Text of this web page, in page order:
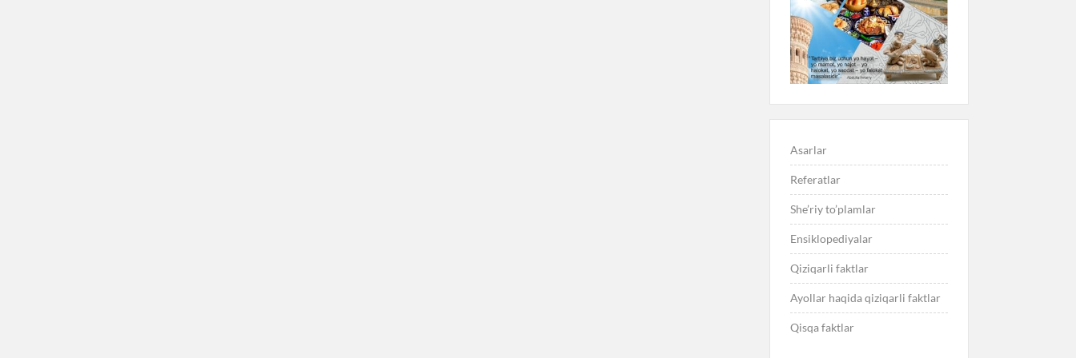
Asarlar
Referatlar
She’riy to’plamlar
Ensiklopediyalar
Qiziqarli faktlar
Ayollar haqida qiziqarli faktlar
Qisqa faktlar